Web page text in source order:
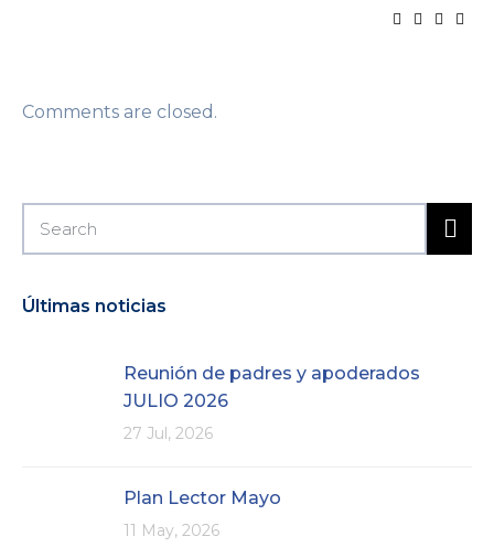
Comments are closed.
Últimas noticias
Reunión de padres y apoderados
JULIO 2026
27 Jul, 2026
Plan Lector Mayo
11 May, 2026